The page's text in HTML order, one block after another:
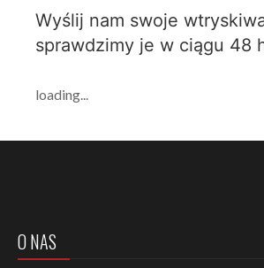
Wyślij nam swoje
sprawdzimy je w ciągu 48
loading...
O NAS